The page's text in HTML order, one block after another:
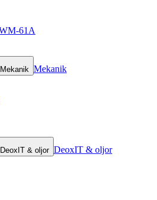
61A
Mekanik
& oljor DeoxIT & oljor